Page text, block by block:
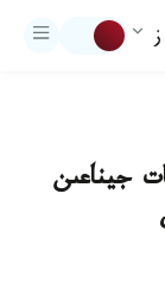
جيناعىن